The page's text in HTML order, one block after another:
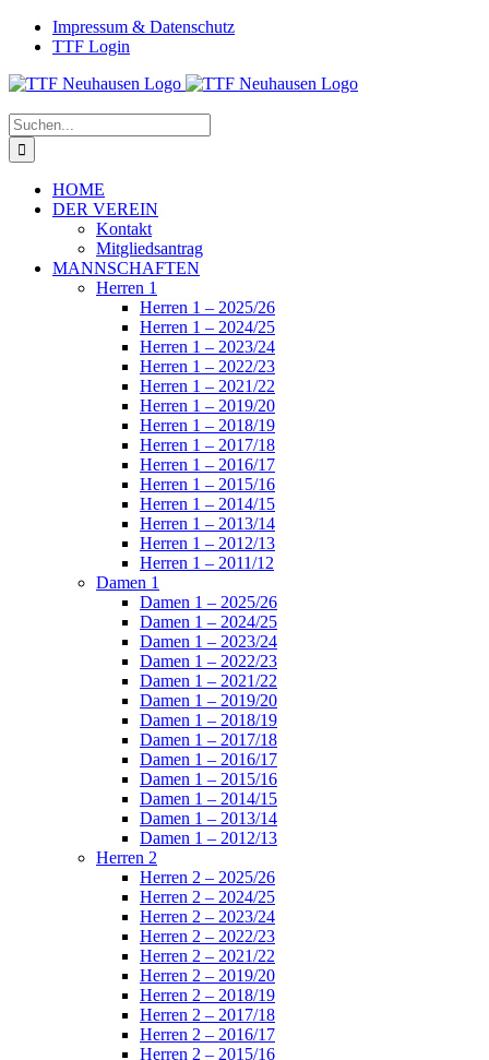
Zum
Inhalt
Facebook
InstagramImpressum & Datenschutz
TTF Login
Suche
nach:
HOME
DER VEREIN
Kontakt
Mitgliedsantrag
MANNSCHAFTEN
Herren 1
Herren 1 – 2025/26
Herren 1 – 2024/25
Herren 1 – 2023/24
Herren 1 – 2022/23
Herren 1 – 2021/22
Herren 1 – 2019/20
Herren 1 – 2018/19
Herren 1 – 2017/18
Herren 1 – 2016/17
Herren 1 – 2015/16
Herren 1 – 2014/15
Herren 1 – 2013/14
Herren 1 – 2012/13
Herren 1 – 2011/12
Damen 1
Damen 1 – 2025/26
Damen 1 – 2024/25
Damen 1 – 2023/24
Damen 1 – 2022/23
Damen 1 – 2021/22
Damen 1 – 2019/20
Damen 1 – 2018/19
Damen 1 – 2017/18
Damen 1 – 2016/17
Damen 1 – 2015/16
Damen 1 – 2014/15
Damen 1 – 2013/14
Damen 1 – 2012/13
Herren 2
Herren 2 – 2025/26
Herren 2 – 2024/25
Herren 2 – 2023/24
Herren 2 – 2022/23
Herren 2 – 2021/22
Herren 2 – 2019/20
Herren 2 – 2018/19
Herren 2 – 2017/18
Herren 2 – 2016/17
Herren 2 – 2015/16